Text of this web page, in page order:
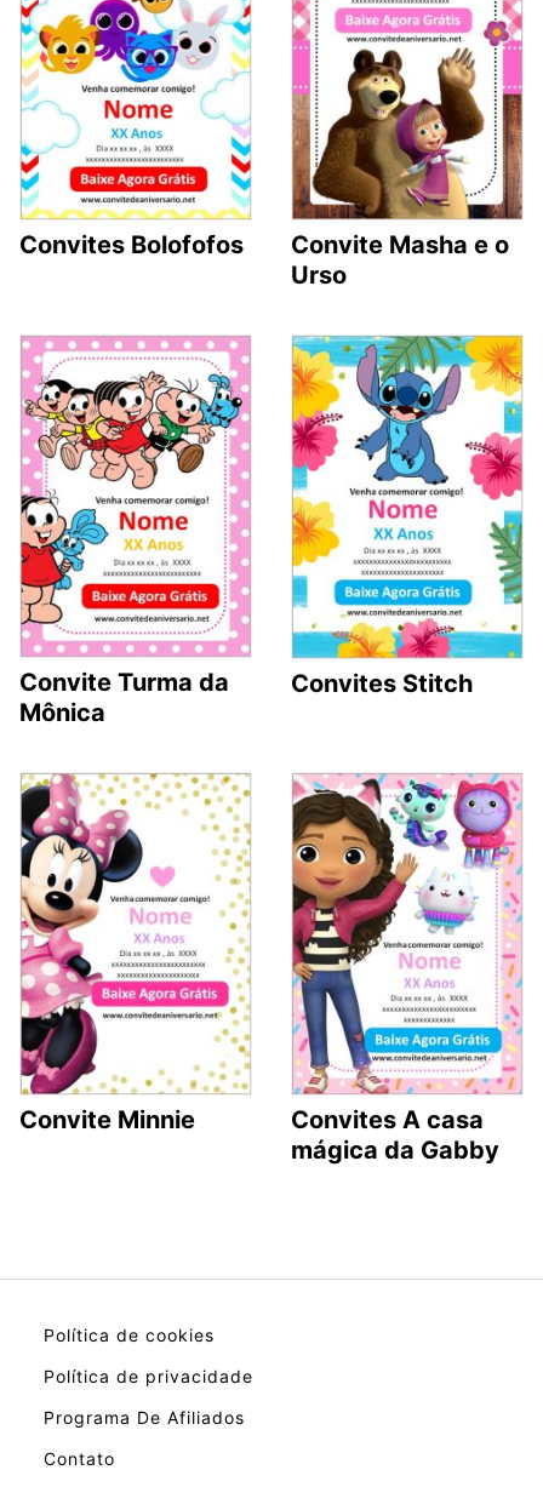
Convites Bolofofos
Convite Masha e o
Urso
Convite Turma da
Mônica
Convites Stitch
Convite Minnie
Convites A casa
mágica da Gabby
Política de cookies
Política de privacidade
Programa De Afiliados
Contato